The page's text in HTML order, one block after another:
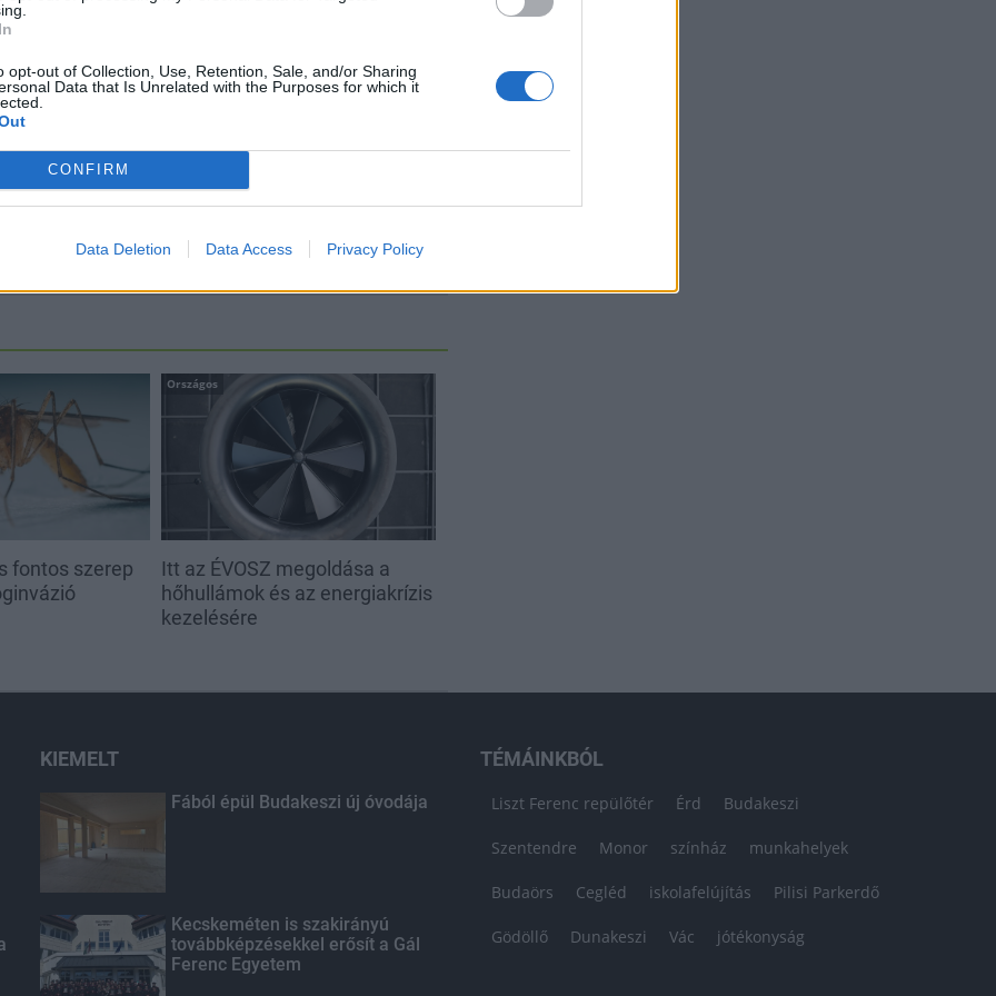
opt-out of Collection, Use, Retention, Sale, and/or Sharing
Data that Is Unrelated with the Purposes for which it
CONFIRM
Data Deletion Data Access Privacy Policy
vezetéken múlt Bicske vízellátása
Épített öröksége megújításával is
fontos szerep
Országos
Itt az ÉVOSZ megoldása a
hőhullámok és az energiakrízis
kezelésére
KIEMELT
Fából épül Budakeszi új óvodája
Kecskeméten is szakirányú
továbbképzésekkel erősít a Gál
Ferenc Egyetem
TÉMÁINKBÓL
Liszt Ferenc repülőtér Érd Budakeszi
Szentendre Monor színház munkahelyek
Budaörs Cegléd iskolafelújítás Pilisi Parkerdő
Gödöllő Dunakeszi Vác jótékonyság